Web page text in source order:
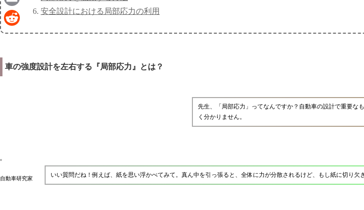
安全設計における局部応力の利用
車の強度設計を左右する『局部応力』とは？
先生、「局部応力」ってなんですか？自動車の設計で重要な
く分かりません。
自動車研究家 いい質問だね！例えば、紙を思い浮かべてみて。真ん中を引っ張ると、全体に力が分散されるけど、もし紙に切り欠
Email
Reddit